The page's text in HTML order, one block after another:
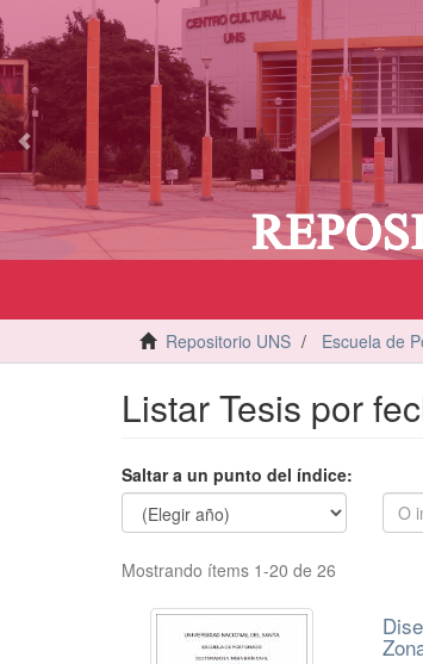
Repositorio UNS Escuela de
Listar Tesis por
Saltar a un punto del índice:
Mostrando ítems 1-20 de 26